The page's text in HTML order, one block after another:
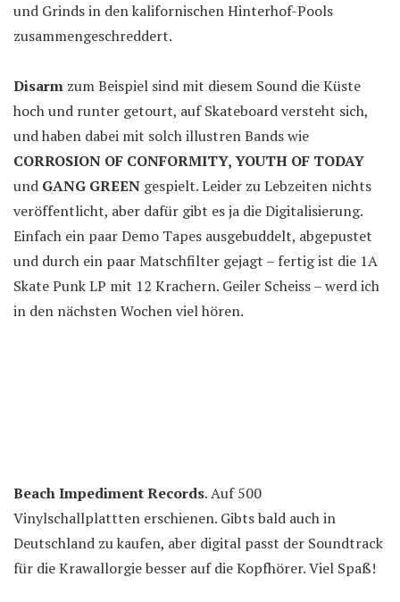
und Grinds in den kalifornischen Hinterhof-Pools
zusammengeschreddert.
Disarm zum Beispiel sind mit diesem Sound die Küste
hoch und runter getourt, auf Skateboard versteht sich,
und haben dabei mit solch illustren Bands wie
CORROSION OF CONFORMITY, YOUTH OF TODAY
und GANG GREEN gespielt. Leider zu Lebzeiten nichts
veröffentlicht, aber dafür gibt es ja die Digitalisierung.
Einfach ein paar Demo Tapes ausgebuddelt, abgepustet
und durch ein paar Matschfilter gejagt – fertig ist die 1A
Skate Punk LP mit 12 Krachern. Geiler Scheiss – werd ich
in den nächsten Wochen viel hören.
Beach Impediment Records. Auf 500
Vinylschallplattten erschienen. Gibts bald auch in
Deutschland zu kaufen, aber digital passt der Soundtrack
für die Krawallorgie besser auf die Kopfhörer. Viel Spaß!